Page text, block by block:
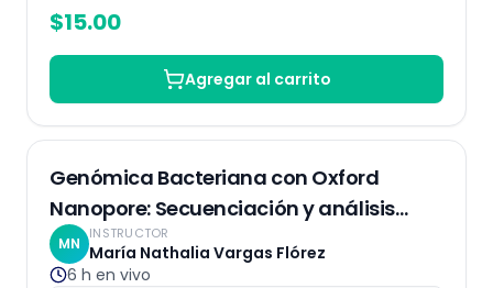
$15.00
Agregar al carrito
Genómica Bacteriana con Oxford
Nanopore: Secuenciación y análisis
bioinformático
MN
INSTRUCTOR
María Nathalia Vargas Flórez
6 h en vivo